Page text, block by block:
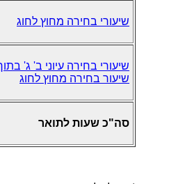
שיעורי בחירה מחוץ לחוג
שיעורי בחירה עיוני ב' ג'
שיעור בחירה מחוץ לחוג
סה"כ שעות לתואר